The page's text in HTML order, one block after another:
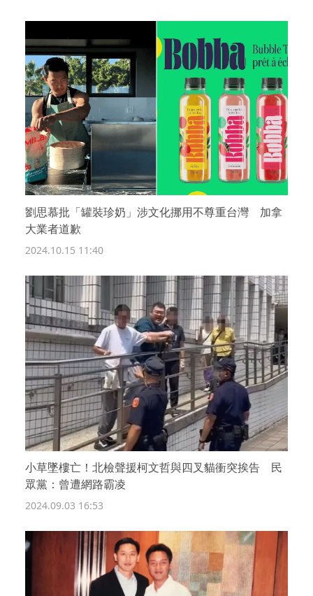
劉思慕批「罐裝珍奶」涉文化挪用不尊重台灣 加拿
大業者道歉
2024.10.15 11:40
小草墜樓亡！北檢聲援柯文哲與四叉貓衝突挨告 民
眾黨：曾遭網路霸凌
2024.09.03 16:53